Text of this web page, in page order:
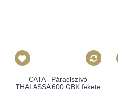
CATA - Páraelszívó
THALASSA 600 GBK fekete